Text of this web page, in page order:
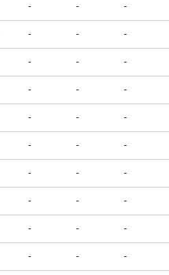
- - -
- - -
- - -
- - -
- - -
- - -
- - -
- - -
- - -
- - -